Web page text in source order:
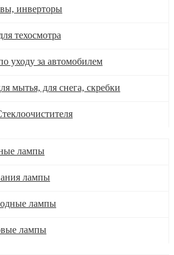
инверторы
техосмотра
уходу за автомобилем
мытья, для снега, скребки
лампы
лампы
лампы
лампы